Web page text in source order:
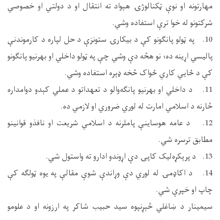
مهارتونه او نوې ټکنالوژۍ هېواد ته انتقال او د دولتي او خصوصي
شرکتونو له خوا ترې استفاده وشي.
10. په ټولو پانګونو کې د بیکارۍ ستونزې د حل لپاره د کارموندنې
پالیسي اړینه ده؛ نو هڅه دې وشي چې په ټولو داخلي او بهرنیو پانګونو
کې د ځايي کاري ځواک څخه ډېره استفاده وشي.
11. د داخلي او بهرنیو پانګه‌والو د تعهداتو د عملي کېدو دوامداره
څارنه د اسلامي امارت له لوري ضروري او لازمي ده.
12. د عامه هوساینې پاملرنه د اسلامي شریعت او نافذو قوانینو
مطابق ترسره شي.
13. د پرېکړه‌لیک کاپۍ دې اړوندو ادارو ته واستول شي.
14. د اکاډمۍ له لوري دې وړاندې شوې مقالې په یوه ټولګه کې
چاپ او خپرې شي.
سیمینار د ښاغلي څېړنپوه سید حبیب شاکر په ارزونه او د علومو